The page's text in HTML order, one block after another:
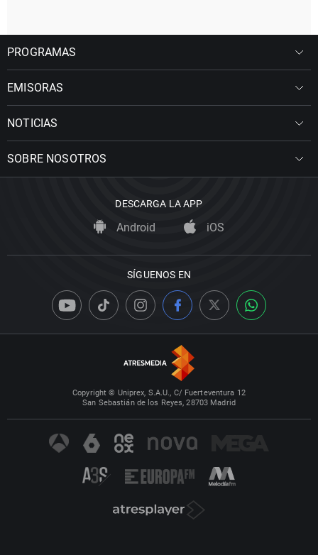
PROGRAMAS
EMISORAS
NOTICIAS
SOBRE NOSOTROS
DESCARGA LA APP
Android iOS
SÍGUENOS EN
Copyright © Uniprex, S.A.U., C/ Fuerteventura 12
San Sebastián de los Reyes, 28703 Madrid